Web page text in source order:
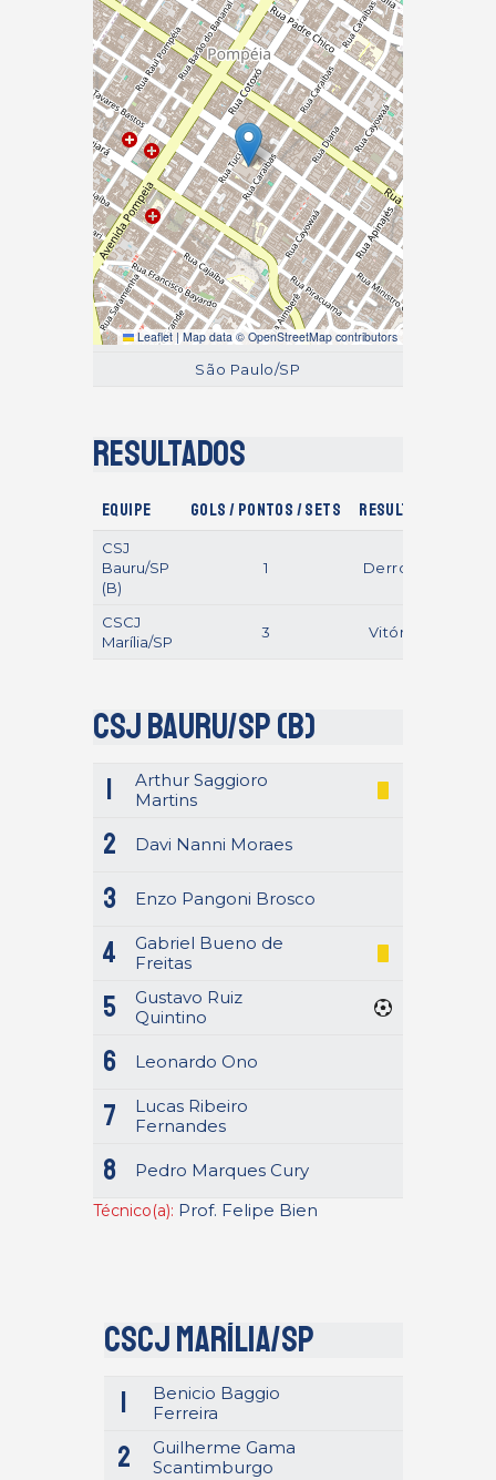
Leaflet | Map data © OpenStreetMap contributors
São Paulo/SP
Resultados
Equipe Gols / Pontos / Sets Resultado
CSJ
Bauru/SP
(B)
1 Derrotas
CSCJ
Marília/SP
3 Vitórias
CSJ Bauru/SP (B)
1
Arthur Saggioro
Martins
2 Davi Nanni Moraes
3 Enzo Pangoni Brosco
4
Gabriel Bueno de
Freitas
5
Gustavo Ruiz
Quintino
6 Leonardo Ono
7
Lucas Ribeiro
Fernandes
8 Pedro Marques Cury
Técnico(a): Prof. Felipe Bien
CSCJ Marília/SP
1
Benicio Baggio
Ferreira
2
Guilherme Gama
Scantimburgo